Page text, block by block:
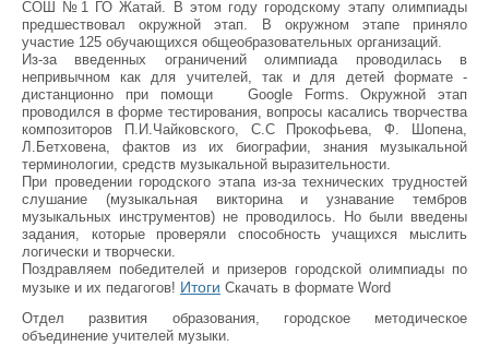
СОШ №1 ГО Жатай. В этом году городскому этапу олимпиады
предшествовал окружной этап. В окружном этапе приняло
участие 125 обучающихся общеобразовательных организаций.
Из-за введенных ограничений олимпиада проводилась в
непривычном как для учителей, так и для детей формате -
дистанционно при помощи Google Forms. Окружной этап
проводился в форме тестирования, вопросы касались творчества
композиторов П.И.Чайковского, С.С Прокофьева, Ф. Шопена,
Л.Бетховена, фактов из их биографии, знания музыкальной
терминологии, средств музыкальной выразительности.
При проведении городского этапа из-за технических трудностей
слушание (музыкальная викторина и узнавание тембров
музыкальных инструментов) не проводилось. Но были введены
задания, которые проверяли способность учащихся мыслить
логически и творчески.
Поздравляем победителей и призеров городской олимпиады по
музыке и их педагогов! Итоги Скачать в формате Word
Отдел развития образования, городское методическое
объединение учителей музыки.